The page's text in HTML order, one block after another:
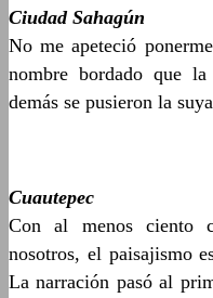
Ciudad Sahagún
No me apeteció
nombre bordado que
demás se pusieron la
Cuautepec
Con al menos ciento
nosotros, el paisajismo
La narración pasó al